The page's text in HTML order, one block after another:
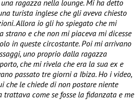
ragazza nella lounge. Mi ha detto
turista inglese che gli aveva chiesto
Allora io gli ho spiegato che mi
strano e che non mi piaceva mi dicesse
in queste circostante. Poi mi arrivano
uno proprio dalla ragazza
che mi rivela che era la sua ex e
passato tre giorni a Ibiza. Ho i video,
che le chiede di non postare niente
trattava come se fosse la fidanzata e me